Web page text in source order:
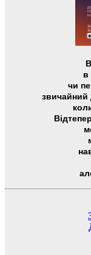
в
чи
звичайний